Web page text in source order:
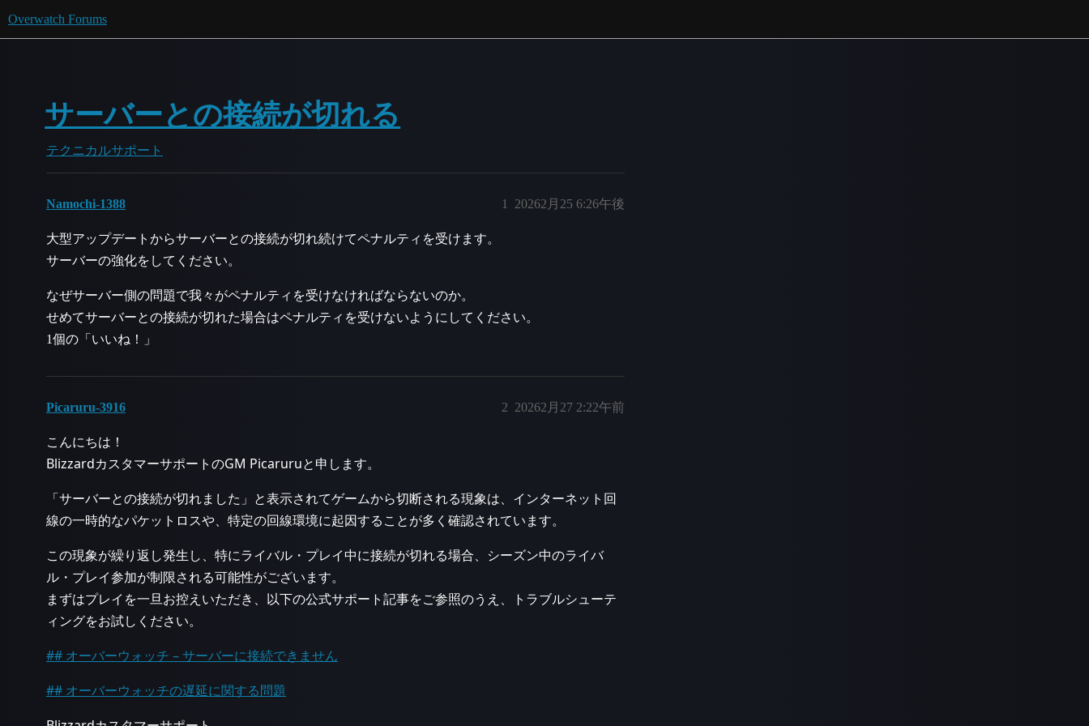
Overwatch Forums
サーバーとの接続が切れる
テクニカルサポート
Namochi-1388 20262月25 6:26午後
1
大型アップデートからサーバーとの接続が切れ続けてペナルティを受けます。
サーバーの強化をしてください。
なぜサーバー側の問題で我々がペナルティを受けなければならないのか。
せめてサーバーとの接続が切れた場合はペナルティを受けないようにしてください。
1個の「いいね！」
Picaruru-3916 20262月27 2:22午前
2
こんにちは！
BlizzardカスタマーサポートのGM Picaruruと申します。
「サーバーとの接続が切れました」と表示されてゲームから切断される現象は、インターネット回
線の一時的なパケットロスや、特定の回線環境に起因することが多く確認されています。
この現象が繰り返し発生し、特にライバル・プレイ中に接続が切れる場合、シーズン中のライバ
ル・プレイ参加が制限される可能性がございます。
まずはプレイを一旦お控えいただき、以下の公式サポート記事をご参照のうえ、トラブルシューテ
ィングをお試しください。
## オーバーウォッチ – サーバーに接続できません
## オーバーウォッチの遅延に関する問題